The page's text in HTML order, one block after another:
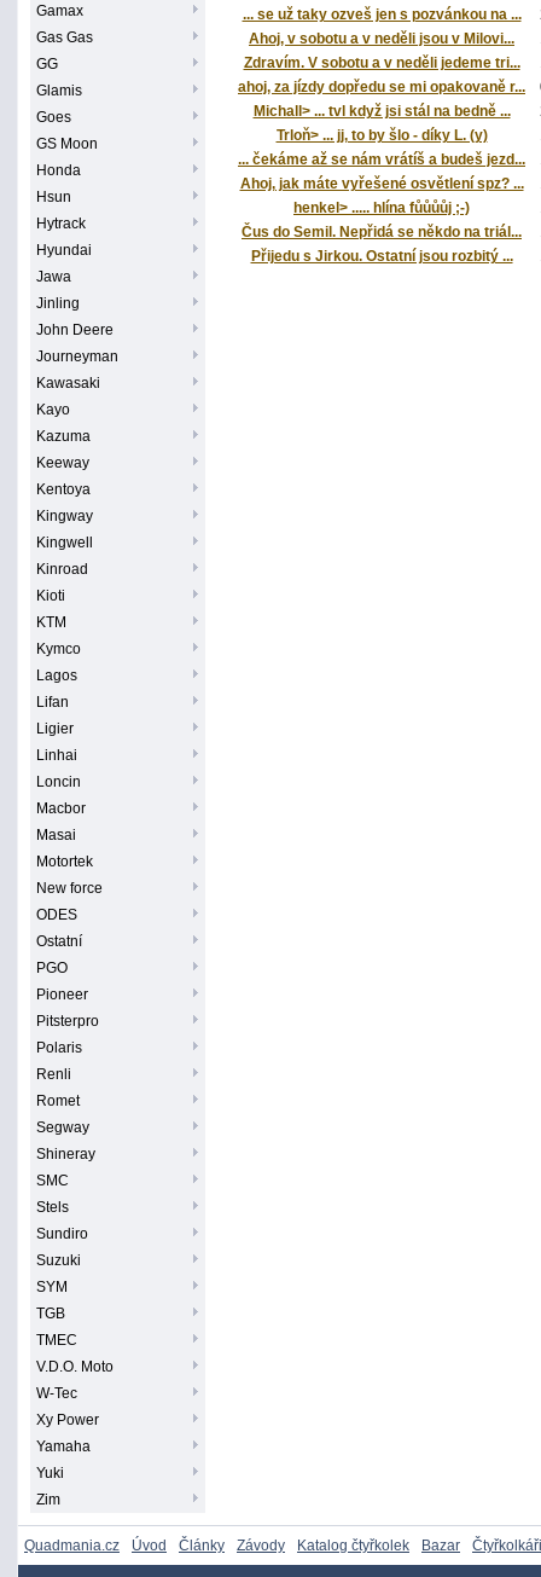
Gamax
Gas Gas
GG
Glamis
Goes
GS Moon
Honda
Hsun
Hytrack
Hyundai
Jawa
Jinling
John Deere
Journeyman
Kawasaki
Kayo
Kazuma
Keeway
Kentoya
Kingway
Kingwell
Kinroad
Kioti
KTM
Kymco
Lagos
Lifan
Ligier
Linhai
Loncin
Macbor
Masai
Motortek
New force
ODES
Ostatní
PGO
Pioneer
Pitsterpro
Polaris
Renli
Romet
Segway
Shineray
SMC
Stels
Sundiro
Suzuki
SYM
TGB
TMEC
V.D.O. Moto
W-Tec
Xy Power
Yamaha
Yuki
Zim
... se už taky ozveš jen s pozvánkou na ...
Ahoj, v sobotu a v neděli jsou v Milovi...
Zdravím. V sobotu a v neděli jedeme tri...
ahoj, za jízdy dopředu se mi opakovaně r...
Michall> ... tvl když jsi stál na bedně ...
Trloň> ... jj, to by šlo - díky L. (y)
... čekáme až se nám vrátíš a budeš jezd...
Ahoj, jak máte vyřešené osvětlení spz? ...
henkel> ..... hlína fůůůůj ;-)
Čus do Semil. Nepřidá se někdo na triál...
Přijedu s Jirkou. Ostatní jsou rozbitý ...
Quadmania.cz Úvod Články Závody Katalog čtyřkolek Bazar Čtyřkolkáři